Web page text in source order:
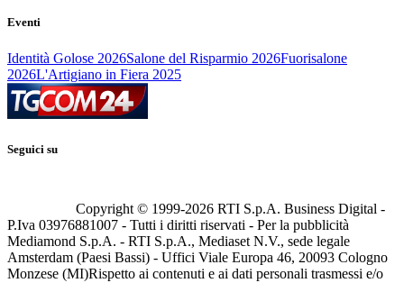
Eventi
Identità Golose 2026Salone del Risparmio 2026Fuorisalone
2026L'Artigiano in Fiera 2025
Seguici su
Copyright © 1999-2026 RTI S.p.A. Business Digital -
P.Iva 03976881007 - Tutti i diritti riservati - Per la pubblicità
Mediamond S.p.A. - RTI S.p.A., Mediaset N.V., sede legale
Amsterdam (Paesi Bassi) - Uffici Viale Europa 46, 20093 Cologno
Monzese (MI)Rispetto ai contenuti e ai dati personali trasmessi e/o